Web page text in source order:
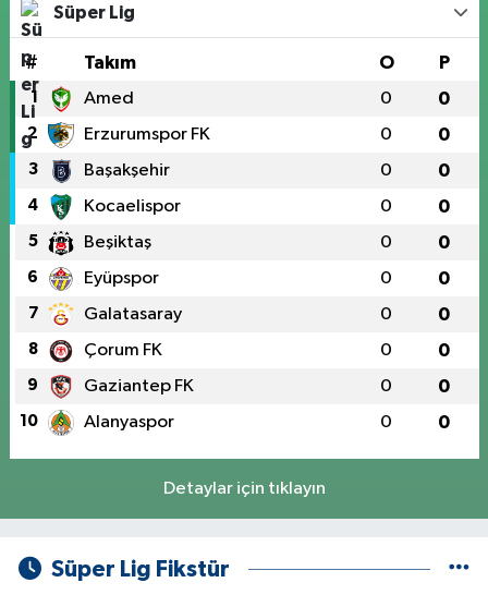
Süper Lig
# Takım O P
1 Amed 0 0
2 Erzurumspor FK 0 0
3 Başakşehir 0 0
4 Kocaelispor 0 0
5 Beşiktaş 0 0
6 Eyüpspor 0 0
7 Galatasaray 0 0
8 Çorum FK 0 0
9 Gaziantep FK 0 0
10 Alanyaspor 0 0
Detaylar için tıklayın
Süper Lig Fikstür